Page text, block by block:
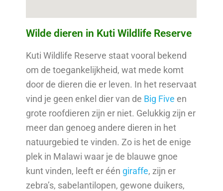
Wilde dieren in Kuti Wildlife Reserve
Kuti Wildlife Reserve staat vooral bekend
om de toegankelijkheid, wat mede komt
door de dieren die er leven. In het reservaat
vind je geen enkel dier van de Big Five en
grote roofdieren zijn er niet. Gelukkig zijn er
meer dan genoeg andere dieren in het
natuurgebied te vinden. Zo is het de enige
plek in Malawi waar je de blauwe gnoe
kunt vinden, leeft er één giraffe, zijn er
zebra’s, sabelantilopen, gewone duikers,